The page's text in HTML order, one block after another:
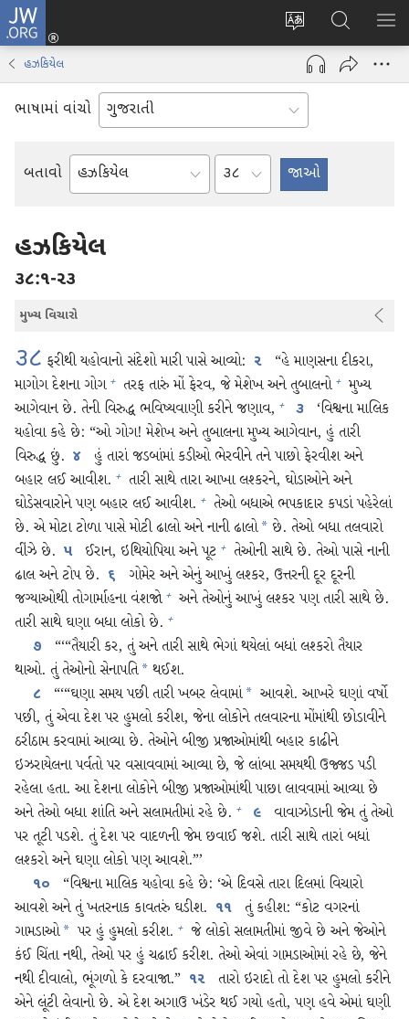
JW.ORG
વેબ
સાઇટની
ભાષા
લોગ
(opens
new
JW.ORG
શોધો
હઝકિયેલ
ભાષામાં વાંચો
બતાવો
બાઇબલ
પ્રમાણે
અધ્યાય
હઝકિયેલ
૩૮:૧-૨૩
મુખ્ય વિચારો
૩૮ ફરીથી યહોવાનો સંદેશો મારી પાસે આવ્યો: ૨
“હે માણસના દીકરા,
માગોગ દેશના ગોગ + તરફ તારું મોં ફેરવ, જે મેશેખ અને તુબાલનો +
મુખ્ય
આગેવાન છે. તેની વિરુદ્ધ ભવિષ્યવાણી કરીને જણાવ, + ૩
‘વિશ્વના માલિક
યહોવા કહે છે: “ઓ ગોગ! મેશેખ અને તુબાલના મુખ્ય આગેવાન, હું તારી
વિરુદ્ધ છું. ૪
હું તારાં જડબાંમાં કડીઓ ભેરવીને તને પાછો ફેરવીશ અને
બહાર લઈ આવીશ. +
તારી સાથે તારા આખા લશ્કરને, ઘોડાઓને અને
ઘોડેસવારોને પણ બહાર લઈ આવીશ. +
તેઓ બધાએ ભપકાદાર કપડાં પહેરેલાં
છે. એ મોટા ટોળા પાસે મોટી ઢાલો અને નાની ઢાલો * છે. તેઓ બધા તલવારો
વીંઝે છે. ૫ ઈરાન, ઇથિયોપિયા અને પૂટ +
તેઓની સાથે છે. તેઓ પાસે નાની
ઢાલ અને ટોપ છે. ૬
ગોમેર અને એનું આખું લશ્કર, ઉત્તરની દૂર દૂરની
જગ્યાઓથી તોગાર્માહના વંશજો +
અને તેઓનું આખું લશ્કર પણ તારી સાથે છે.
તારી સાથે ઘણા બધા લોકો છે. +
૭
“‘“તૈયારી કર, તું અને તારી સાથે ભેગાં થયેલાં બધાં લશ્કરો તૈયાર
થાઓ. તું તેઓનો સેનાપતિ * થઈશ.
૮ “‘“ઘણા સમય પછી તારી ખબર લેવામાં * આવશે. આખરે ઘણાં વર્ષો
પછી, તું એવા દેશ પર હુમલો કરીશ, જેના લોકોને તલવારના મોંમાંથી છોડાવીને
ઠરીઠામ કરવામાં આવ્યા છે. તેઓને બીજી પ્રજાઓમાંથી બહાર કાઢીને
ઇઝરાયેલના પર્વતો પર વસાવવામાં આવ્યા છે, જે લાંબા સમયથી ઉજ્જડ પડી
રહેલા હતા. આ દેશના લોકોને બીજી પ્રજાઓમાંથી પાછા લાવવામાં આવ્યા છે
અને તેઓ બધા શાંતિ અને સલામતીમાં રહે છે. + ૯
વાવાઝોડાની જેમ તું તેઓ
પર તૂટી પડશે. તું દેશ પર વાદળની જેમ છવાઈ જશે. તારી સાથે તારાં બધાં
લશ્કરો અને ઘણા લોકો પણ આવશે.”’
૧૦
“વિશ્વના માલિક યહોવા કહે છે: ‘એ દિવસે તારા દિલમાં વિચારો
આવશે અને તું ખતરનાક કાવતરું ઘડીશ. ૧૧
તું કહીશ: “કોટ વગરનાં
ગામડાઓ * પર હું હુમલો કરીશ. +
જે લોકો સલામતીમાં જીવે છે અને જેઓને
કંઈ ચિંતા નથી, તેઓ પર હું ચઢાઈ કરીશ. તેઓ એવાં ગામડાઓમાં રહે છે, જેને
નથી દીવાલો, ભૂંગળો કે દરવાજા.” ૧૨
તારો ઇરાદો તો દેશ પર હુમલો કરીને
એને લૂંટી લેવાનો છે. એ દેશ અગાઉ ખંડેર થઈ ગયો હતો, પણ હવે એમાં ઘણી